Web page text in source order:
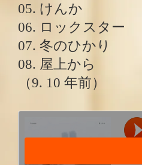
05. けんか
06. ロックスター
07. 冬のひかり
08. 屋上から
（9. 10 年前）